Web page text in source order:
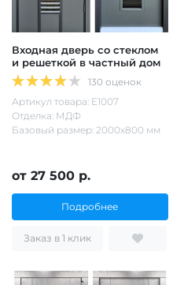
Входная дверь со стеклом
и решеткой в частный дом
130 оценок
Артикул товара: Е1007
Отделка: МДФ
Базовый размер: 2000х800 мм
от 27 500 р.
Подробнее
Заказ в 1 клик